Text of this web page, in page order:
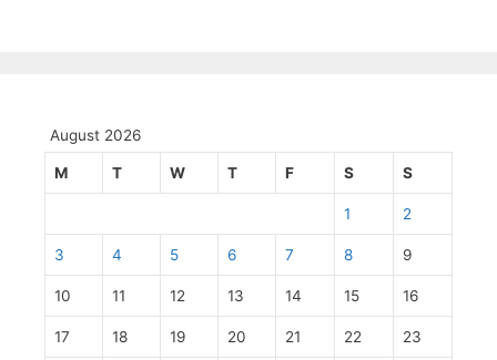
August 2026
M T W T F S S
1 2
3 4 5 6 7 8 9
10 11 12 13 14 15 16
17 18 19 20 21 22 23